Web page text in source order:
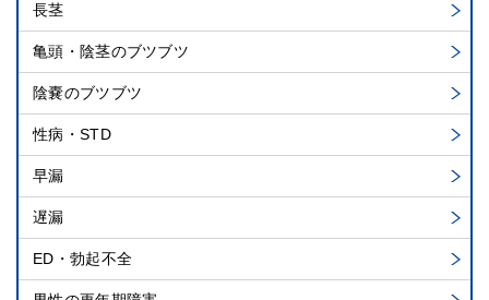
長茎
亀頭・陰茎のブツブツ
陰嚢のブツブツ
性病・STD
早漏
遅漏
ED・勃起不全